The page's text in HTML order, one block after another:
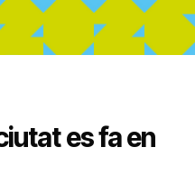
es fa en